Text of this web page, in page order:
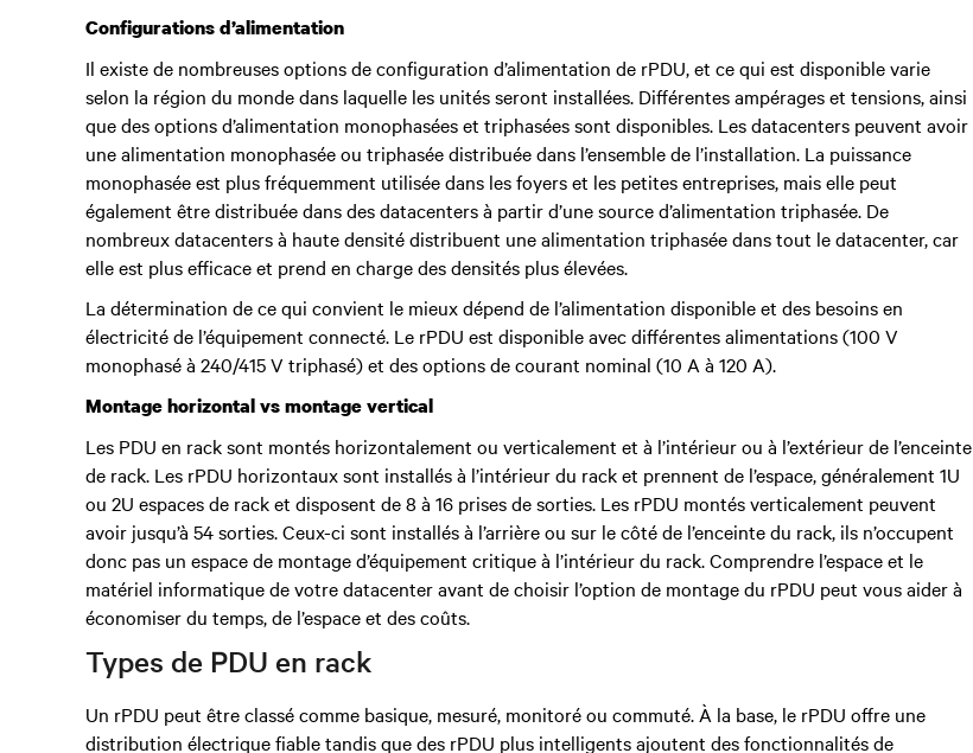
Configurations d’alimentation
Il existe de nombreuses options de configuration d’alimentation de rPDU, et ce qui est disponible varie
selon la région du monde dans laquelle les unités seront installées. Différentes ampérages et tensions, ainsi
que des options d’alimentation monophasées et triphasées sont disponibles. Les datacenters peuvent avoir
une alimentation monophasée ou triphasée distribuée dans l’ensemble de l’installation. La puissance
monophasée est plus fréquemment utilisée dans les foyers et les petites entreprises, mais elle peut
également être distribuée dans des datacenters à partir d’une source d’alimentation triphasée. De
nombreux datacenters à haute densité distribuent une alimentation triphasée dans tout le datacenter, car
elle est plus efficace et prend en charge des densités plus élevées.
La détermination de ce qui convient le mieux dépend de l’alimentation disponible et des besoins en
électricité de l’équipement connecté. Le rPDU est disponible avec différentes alimentations (100 V
monophasé à 240/415 V triphasé) et des options de courant nominal (10 A à 120 A).
Montage horizontal vs montage vertical
Les PDU en rack sont montés horizontalement ou verticalement et à l’intérieur ou à l’extérieur de l’enceinte
de rack. Les rPDU horizontaux sont installés à l’intérieur du rack et prennent de l’espace, généralement 1U
ou 2U espaces de rack et disposent de 8 à 16 prises de sorties. Les rPDU montés verticalement peuvent
avoir jusqu’à 54 sorties. Ceux-ci sont installés à l’arrière ou sur le côté de l’enceinte du rack, ils n’occupent
donc pas un espace de montage d’équipement critique à l’intérieur du rack. Comprendre l’espace et le
matériel informatique de votre datacenter avant de choisir l’option de montage du rPDU peut vous aider à
économiser du temps, de l’espace et des coûts.
Types de PDU en rack
Un rPDU peut être classé comme basique, mesuré, monitoré ou commuté. À la base, le rPDU offre une
distribution électrique fiable tandis que des rPDU plus intelligents ajoutent des fonctionnalités de